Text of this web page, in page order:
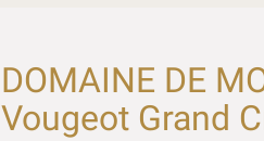
DOMAINE DE
Vougeot Grand